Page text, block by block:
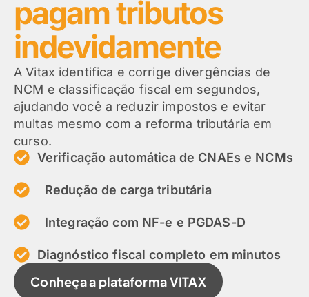
pagam tributos
indevidamente
A Vitax identifica e corrige divergências de
NCM e classificação fiscal em segundos,
ajudando você a reduzir impostos e evitar
multas mesmo com a reforma tributária em
curso.
Verificação automática de CNAEs e NCMs
Redução de carga tributária
Integração com NF-e e PGDAS-D
Diagnóstico fiscal completo em minutos
Conheça a plataforma VITAX